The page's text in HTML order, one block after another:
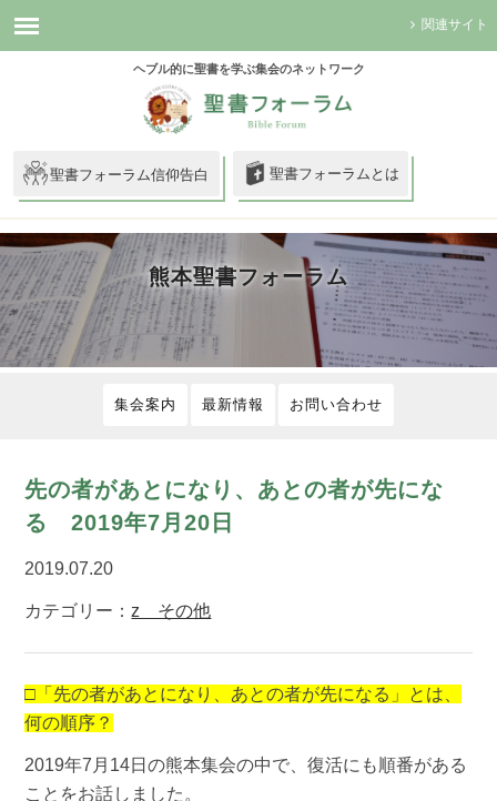
関連サイト
ヘブル的に聖書を学ぶ集会のネットワーク
聖書フォーラム信仰告白 聖書フォーラムとは
熊本聖書フォーラム
集会案内 最新情報 お問い合わせ
先の者があとになり、あとの者が先にな
る 2019年7月20日
2019.07.20
カテゴリー： z その他
□「先の者があとになり、あとの者が先になる」とは、
何の順序？
2019年7月14日の熊本集会の中で、復活にも順番がある
ことをお話しました。